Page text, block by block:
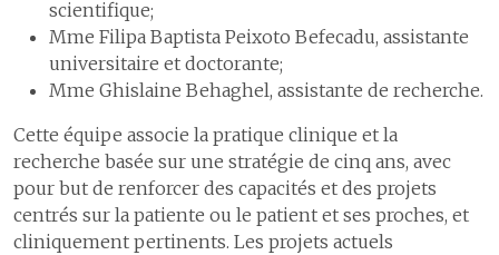
scientifique;
Mme Filipa Baptista Peixoto Befecadu, assistante
universitaire et doctorante;
Mme Ghislaine Behaghel, assistante de recherche.
Cette équipe associe la pratique clinique et la
recherche basée sur une stratégie de cinq ans, avec
pour but de renforcer des capacités et des projets
centrés sur la patiente ou le patient et ses proches, et
cliniquement pertinents. Les projets actuels